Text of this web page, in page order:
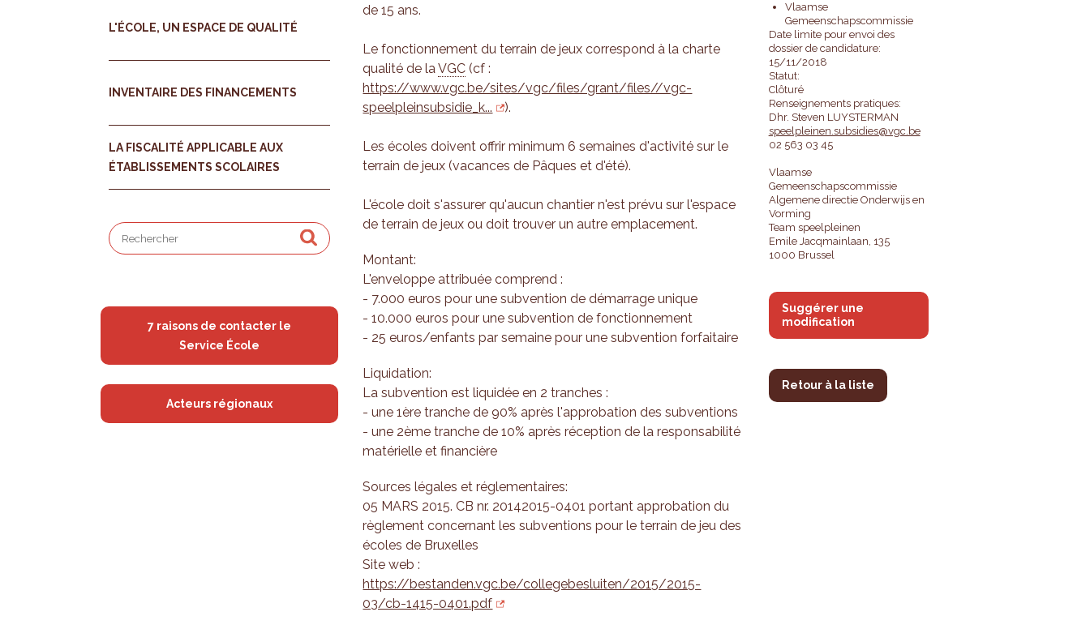
L'ÉCOLE, UN ESPACE DE QUALITÉ
INVENTAIRE DES FINANCEMENTS
LA FISCALITÉ APPLICABLE AUX
ÉTABLISSEMENTS SCOLAIRES
7 raisons de contacter le
Service École
Acteurs régionaux
de 15 ans.
Le fonctionnement du terrain de jeux correspond à la charte
qualité de laVGC (cf :
https://www.vgc.be/sites/vgc/files/grant/files//vgc-
speelpleinsubsidie_k...
).
Les écoles doivent offrir minimum 6 semaines d'activité sur le
terrain de jeux (vacances de Pâques et d'été).
L'école doit s'assurer qu'aucun chantier n'est prévu sur l'espace
de terrain de jeux ou doit trouver un autre emplacement.
Montant:
L'enveloppe attribuée comprend :
- 7.000 euros pour une subvention de démarrage unique
- 10.000 euros pour une subvention de fonctionnement
- 25 euros/enfants par semaine pour une subvention forfaitaire
Liquidation:
La subvention est liquidée en 2 tranches :
- une 1ère tranche de 90% après l'approbation des subventions
- une 2ème tranche de 10% après réception de la responsabilité
matérielle et financière
Sources légales et réglementaires:
05 MARS 2015. CB nr. 20142015-0401 portant approbation du
règlement concernant les subventions pour le terrain de jeu des
écoles de Bruxelles
Site web :
https://bestanden.vgc.be/collegebesluiten/2015/2015-
03/cb-1415-0401.pdf
Vlaamse
Gemeenschapscommissie
Date limite pour envoi des
dossier de candidature:
15/11/2018
Statut:
Clôturé
Renseignements pratiques:
Dhr. Steven LUYSTERMAN
speelpleinen.subsidies@vgc.be
02 563 03 45
Vlaamse
Gemeenschapscommissie
Algemene directie Onderwijs en
Vorming
Team speelpleinen
Emile Jacqmainlaan, 135
1000 Brussel
Suggérer une
modification
Retour à la liste